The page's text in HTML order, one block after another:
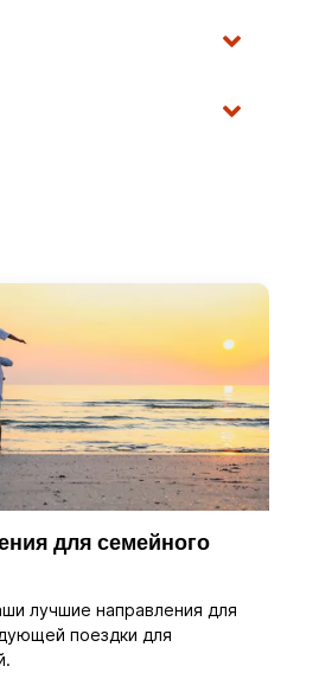
для семейного
лучшие направления для
поездки для